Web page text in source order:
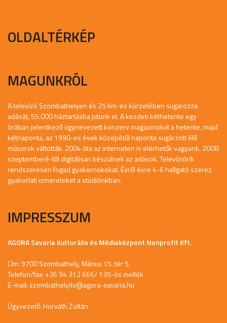
OLDALTÉRKÉP
MAGUNKRÓL
A televízó Szombathelyen és 25 km-es körzetében sugározza
adását, 55.000 háztartásba jutunk el. A kezdeti kéthetente egy
órában jelentkező úgynevezett konzerv magazinokat a hetente, majd
kétnaponta, az 1990-es évek közepétől naponta sugárzott élő
műsorok váltották. 2004 óta az interneten is elérhetők vagyunk. 2008
szeptemberé-től digitálisan készülnek az adások. Televíziónk
rendszeresen fogad gyakornokokat. Évről évre 4-6 hallgató szerez
gyakorlati ismereteket a stúdiónkban.
IMPRESSZUM
AGORA Savaria Kulturális és Médiaközpont Nonprofit Kft.
Cím: 9700 Szombathely, Márius 15. tér 5.
Telefon/fax: +36 94 312 666/ 135-ös mellék
E-mail: szombathelyitv@agora-savaria.hu
Ügyvezető: Horváth Zoltán